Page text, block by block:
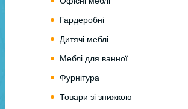
Гардеробні
Дитячі меблі
Меблі для ванної
Фурнітура
Товари зі знижкою